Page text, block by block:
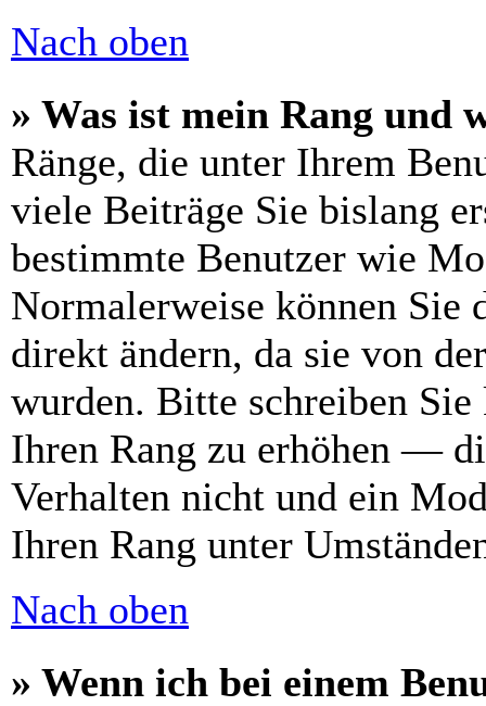
Nach oben
» Was ist mein Rang und
Ränge, die unter Ihrem
viele Beiträge Sie bislang
bestimmte Benutzer wie
Normalerweise können Sie
direkt ändern, da sie von
wurden. Bitte schreiben
Ihren Rang zu erhöhen —
Verhalten nicht und ein
Ihren Rang unter
Nach oben
» Wenn ich bei einem